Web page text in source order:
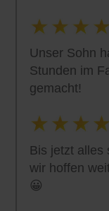
Unser Sohn
Stunden im
gemacht!
Bis jetzt alles
wir hoffen
😀